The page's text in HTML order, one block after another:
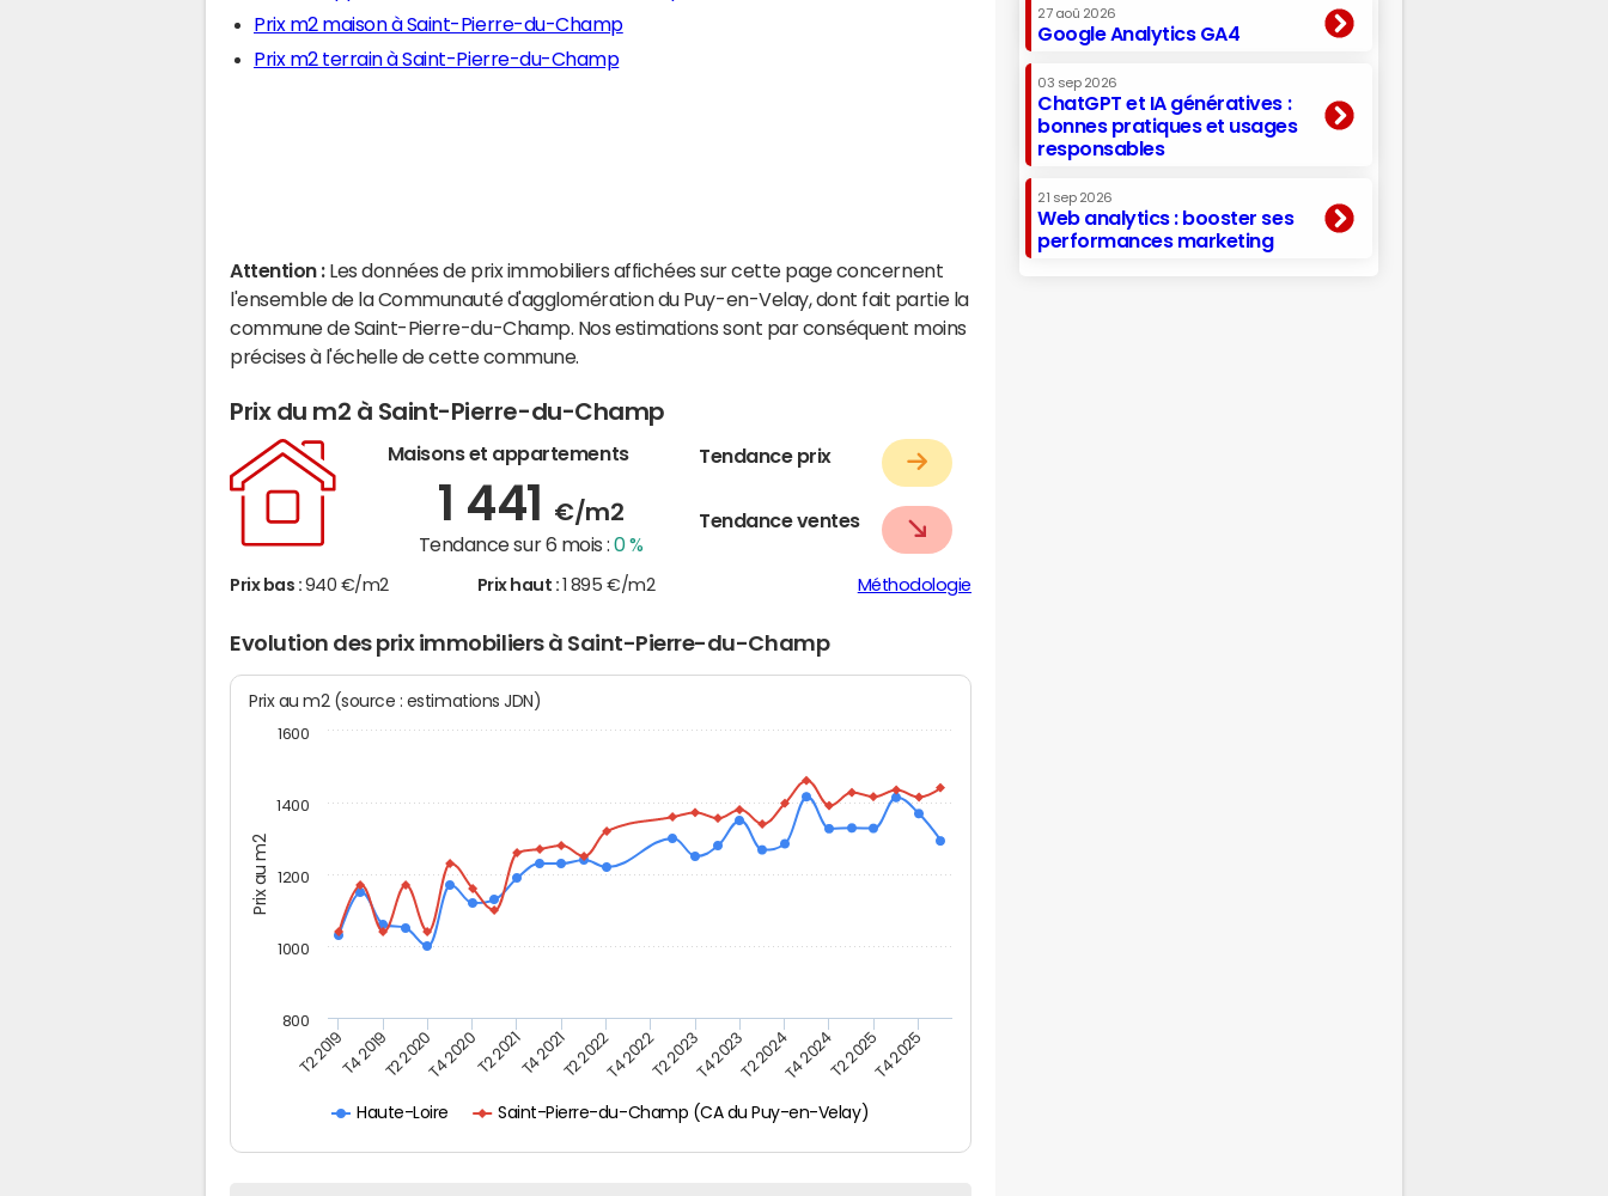
Prix m2 maison à Saint-Pierre-du-Champ
Prix m2 terrain à Saint-Pierre-du-Champ
Attention : Les données de prix immobiliers affichées sur cette page concernent
l'ensemble de la Communauté d'agglomération du Puy-en-Velay, dont fait partie la
commune de Saint-Pierre-du-Champ. Nos estimations sont par conséquent moins
précises à l'échelle de cette commune.
Prix du m2 à Saint-Pierre-du-Champ
Maisons et appartements
1 441 €/m2
Tendance sur 6 mois :0 %
Tendance prix
Tendance ventes
Prix bas : 940 €/m2 Prix haut : 1 895 €/m2 Méthodologie
Evolution des prix immobiliers à Saint-Pierre-du-Champ
Prix au m2
Prix au m2 (source : estimations JDN)
Haute-Loire Saint-Pierre-du-Champ (CA du Puy-en-Velay)
T2 2019T4 2019T2 2020T4 2020T2 2021T4 2021T2 2022T4 2022T2 2023T4 2023T2 2024T4 2024T2 2025T4 2025
1000
1200
1400
800
1600
27 aoû 2026
Google Analytics GA4
03 sep 2026
ChatGPT et IA génératives :
bonnes pratiques et usages
responsables
21 sep 2026
Web analytics : booster ses
performances marketing